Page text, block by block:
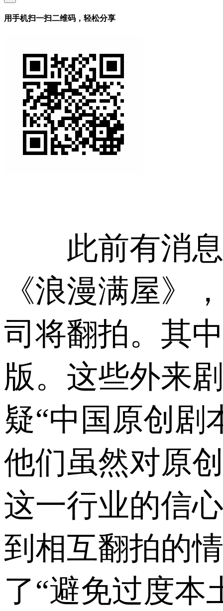
用手机扫一扫二维码，轻松分享
此前有消息
《浪漫满屋》
司将翻拍。其
版。这些外来
疑“中国原创剧
他们虽然对原
这一行业的信
到相互翻拍的
了“避免过度本